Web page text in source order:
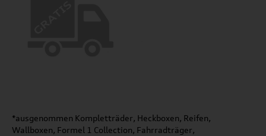
*ausgenommen Kompletträder, Heckboxen, Reifen,
Wallboxen, Formel 1 Collection, Fahrradträger,